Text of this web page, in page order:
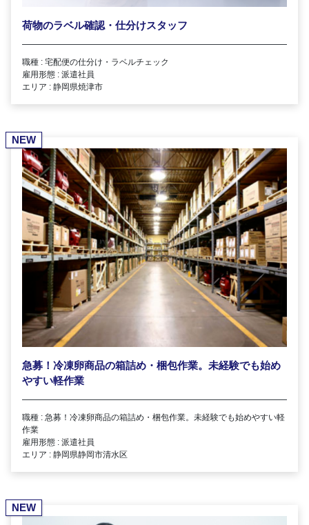
荷物のラベル確認・仕分けスタッフ
職種 : 宅配便の仕分け・ラベルチェック
雇用形態 : 派遣社員
エリア : 静岡県焼津市
NEW
急募！冷凍卵商品の箱詰め・梱包作業。未経験でも始め
やすい軽作業
職種 : 急募！冷凍卵商品の箱詰め・梱包作業。未経験でも始めやすい軽
作業
雇用形態 : 派遣社員
エリア : 静岡県静岡市清水区
NEW